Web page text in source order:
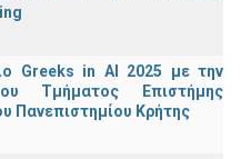
Greeks in AI 2025 με την
Τμήματος Επιστήμης
Πανεπιστημίου Κρήτης